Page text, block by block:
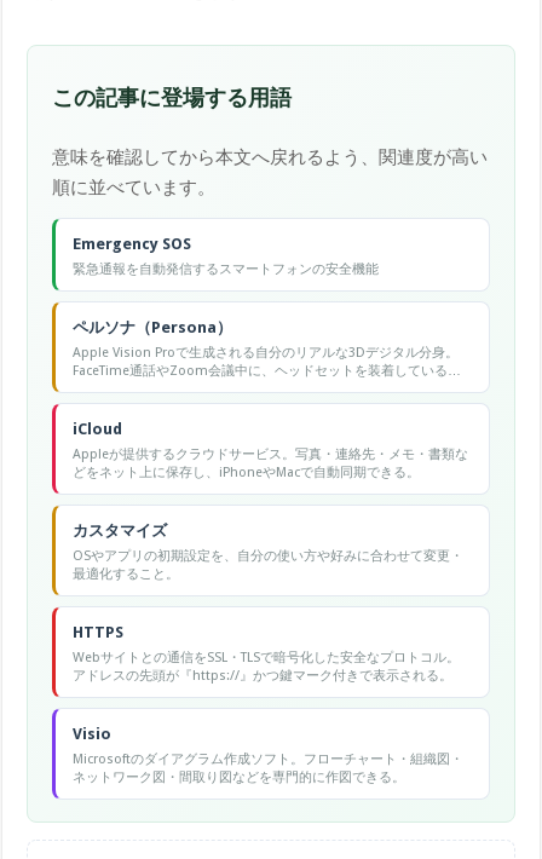
この記事に登場する用語
意味を確認してから本文へ戻れるよう、関連度が高い
順に並べています。
Emergency SOS
緊急通報を自動発信するスマートフォンの安全機能
ペルソナ（Persona）
Apple Vision Proで生成される自分のリアルな3Dデジタル分身。
FaceTime通話やZoom会議中に、ヘッドセットを装着している自
分の顔・表情・口の動きを相手側にリアルタイムで再現する機
能。visionOS 2.0以降で「Persona 2.0」へと進化し、肌の質感・
髪・歯までより自然に表現できる。
iCloud
Appleが提供するクラウドサービス。写真・連絡先・メモ・書類な
どをネット上に保存し、iPhoneやMacで自動同期できる。
カスタマイズ
OSやアプリの初期設定を、自分の使い方や好みに合わせて変更・
最適化すること。
HTTPS
Webサイトとの通信をSSL・TLSで暗号化した安全なプロトコル。
アドレスの先頭が『https://』かつ鍵マーク付きで表示される。
Visio
Microsoftのダイアグラム作成ソフト。フローチャート・組織図・
ネットワーク図・間取り図などを専門的に作図できる。